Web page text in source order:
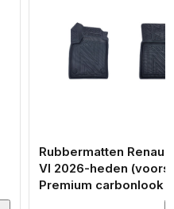
Rubbermatten
VI 2026-heden
Premium carbonlook